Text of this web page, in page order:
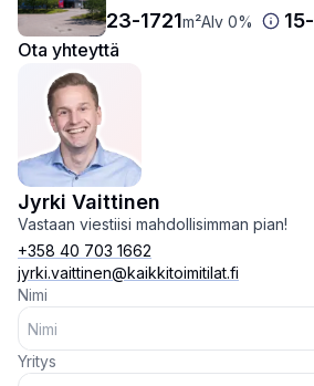
23-1721m²Alv 0% 15-
Ota yhteyttä
Jyrki Vaittinen
Vastaan viestiisi mahdollisimman pian!
+358 40 703 1662
jyrki.vaittinen@kaikkitoimitilat.fi
Nimi
Yritys